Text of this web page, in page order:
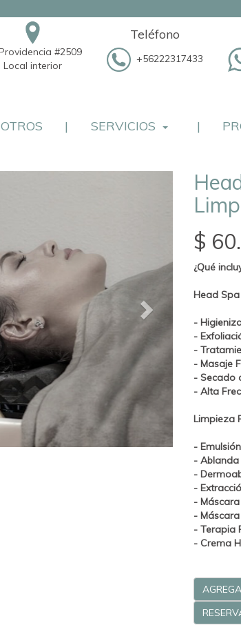
#2509
Local interior
Teléfono
+56222317433
| SERVICIOS |
$
¿Qué
Head
-
-
-
- Masaje
- Secado
- Alta
Limpieza
-
- Ablanda
-
-
-
-
- Terapia
- Crema